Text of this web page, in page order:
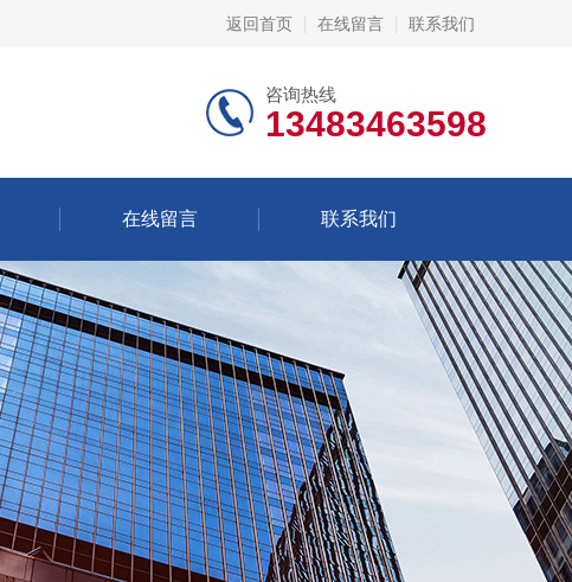
返回首页 在线留言 联系我们
咨询热线
13483463598
在线留言 联系我们